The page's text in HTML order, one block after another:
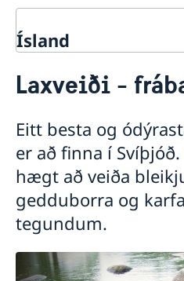
Ísland
Þjónusta við Svía
Um Svíþjóð
Nám í Svíþjóð
Sænskunám á netinu
Viðskipti við Svíþjóð
Laxveiði -
Eitt besta og
er að finna í
hægt að veiða
gedduborra og
tegundum.